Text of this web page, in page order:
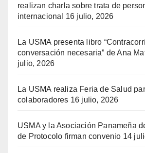
realizan charla sobre trata de
internacional
16 julio, 2026
La USMA presenta libro
conversación necesaria” de Ana
julio, 2026
La USMA realiza Feria de Salud
colaboradores 16 julio, 2026
USMA y la Asociación Panameña
de Protocolo firman convenio 14